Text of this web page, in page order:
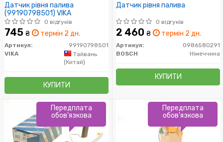
Датчик рівня палива
(99190798501) VIKA
0 відгуків
745 ₴ термін 2 дн.
Артикул:
99190798501
VIKA
Тайвань
(Китай)
КУПИТИ
Датчик рівня палива
0 відгуків
2 460 ₴ термін 2 дн.
Артикул:
0986580291
BOSCH
Німеччина
КУПИТИ
Передплата
обов'язкова
Передплата
обов'язкова